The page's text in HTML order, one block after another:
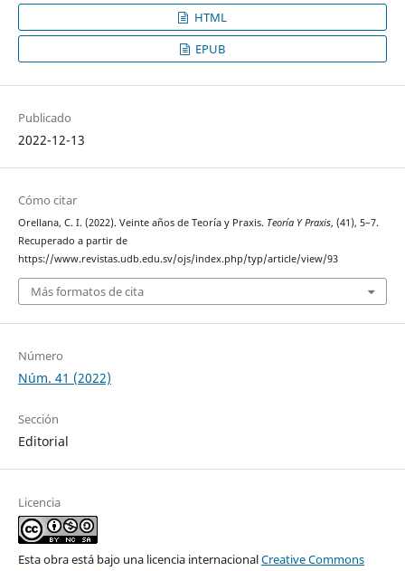
HTML
EPUB
Publicado
2022-12-13
Cómo citar
Orellana, C. I. (2022). Veinte años de Teoría y Praxis. Teoría Y Praxis, (41), 5–7.
Recuperado a partir de
https://www.revistas.udb.edu.sv/ojs/index.php/typ/article/view/93
Más formatos de cita
Número
Núm. 41 (2022)
Sección
Editorial
Licencia
Esta obra está bajo una licencia internacionalCreative Commons